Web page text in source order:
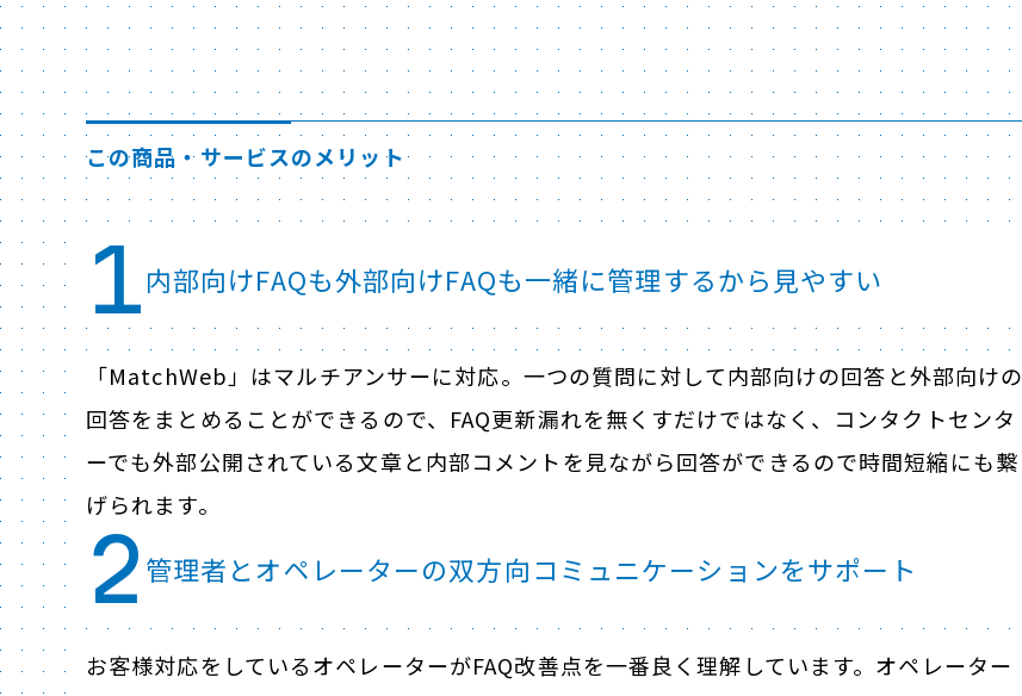
この商品・サービスのメリット
1内部向けFAQも外部向けFAQも一緒に管理するから見やすい
「MatchWeb」はマルチアンサーに対応。一つの質問に対して内部向けの回答と外部向けの
回答をまとめることができるので、FAQ更新漏れを無くすだけではなく、コンタクトセンタ
ーでも外部公開されている文章と内部コメントを見ながら回答ができるので時間短縮にも繋
げられます。
2 管理者とオペレーターの双方向コミュニケーションをサポート
お客様対応をしているオペレーターがFAQ改善点を一番良く理解しています。オペレーター